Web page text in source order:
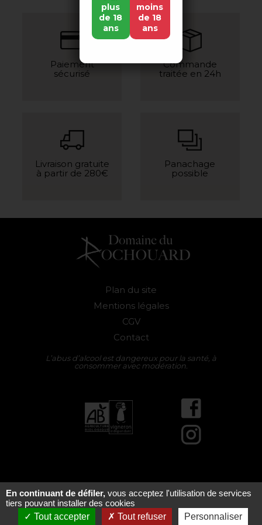
E-boutique
Paiement
sécurisé
Commande
traitée en 24h
Livraison gratuite
à partir de 280€
Panachage
possible
Plan du site
Mentions légales
CGV
Contact
L’abus d’alcool est dangereux pour la santé, à
consommer avec modération.
plus
de 18
ans
moins
de 18
ans
En continuant de défiler, vous acceptez l'utilisation de services
tiers pouvant installer des cookies
Tout accepter
Tout refuser Personnaliser